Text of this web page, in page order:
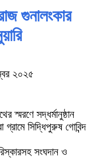
গুনালংকার
২০২৫
স্মরণে সদ্ধর্মানুষ্ঠান
সিদ্ধিপুরুষ গোবিন্দ
সংঘদান ও